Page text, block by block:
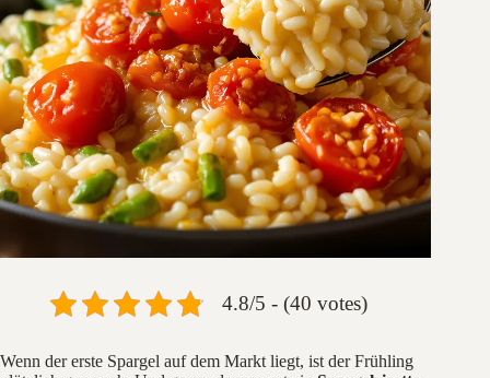
4.8/5 - (40 votes)
Wenn der erste Spargel auf dem Markt liegt, ist der Frühling